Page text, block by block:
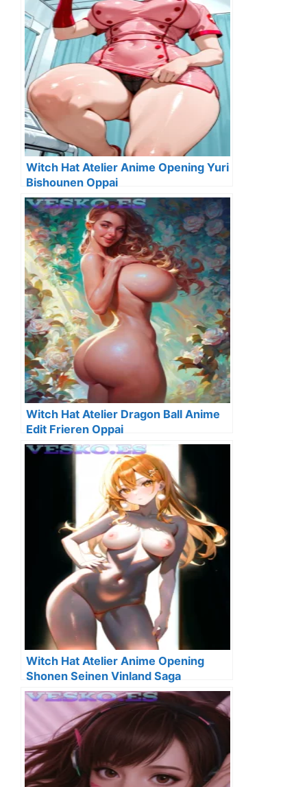
Witch Hat Atelier Anime Opening Yuri
Bishounen Oppai
Witch Hat Atelier Dragon Ball Anime
Edit Frieren Oppai
Witch Hat Atelier Anime Opening
Shonen Seinen Vinland Saga